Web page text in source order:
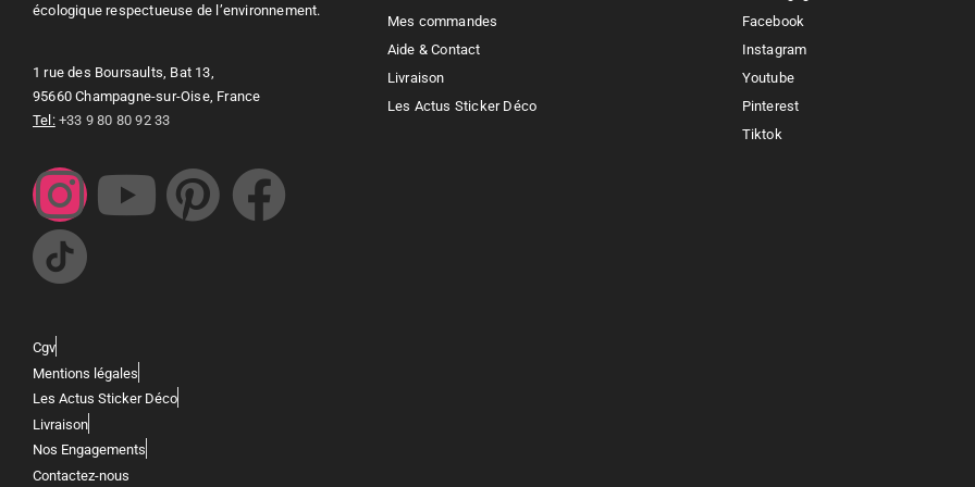
écologique respectueuse de l’environnement.
1 rue des Boursaults, Bat 13,
95660 Champagne-sur-Oise, France
Tel: +33 9 80 80 92 33
Mes commandes
Aide & Contact
Livraison
Les Actus Sticker Déco
Facebook
Instagram
Youtube
Pinterest
Tiktok
Cgv
Mentions légales
Les Actus Sticker Déco
Livraison
Nos Engagements
Contactez-nous